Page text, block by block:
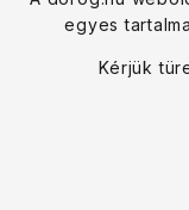
egyes
Kérjük